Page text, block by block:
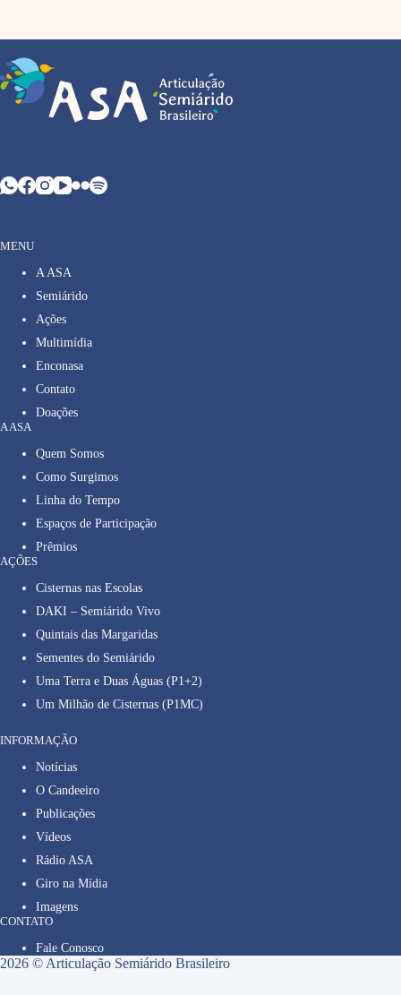
MENU
A ASA
Semiárido
Ações
Multimídia
Enconasa
Contato
Doações
A ASA
Quem Somos
Como Surgimos
Linha do Tempo
Espaços de Participação
Prêmios
AÇÕES
Cisternas nas Escolas
DAKI – Semiárido Vivo
Quintais das Margaridas
Sementes do Semiárido
Uma Terra e Duas Águas (P1+2)
Um Milhão de Cisternas (P1MC)
INFORMAÇÃO
Notícias
O Candeeiro
Publicações
Vídeos
Rádio ASA
Giro na Mídia
Imagens
CONTATO
Fale Conosco
2026 © Articulação Semiárido Brasileiro